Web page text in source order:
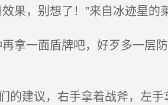
果，别想了！”来自冰迹星的
拿一面盾牌吧，好歹多一层
建议，右手拿着战斧，左手